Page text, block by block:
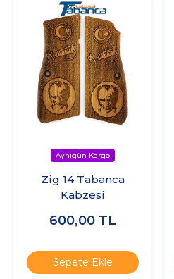
Zig 14 Tabanca
Kabzesi
600,00 TL
Sepete Ekle